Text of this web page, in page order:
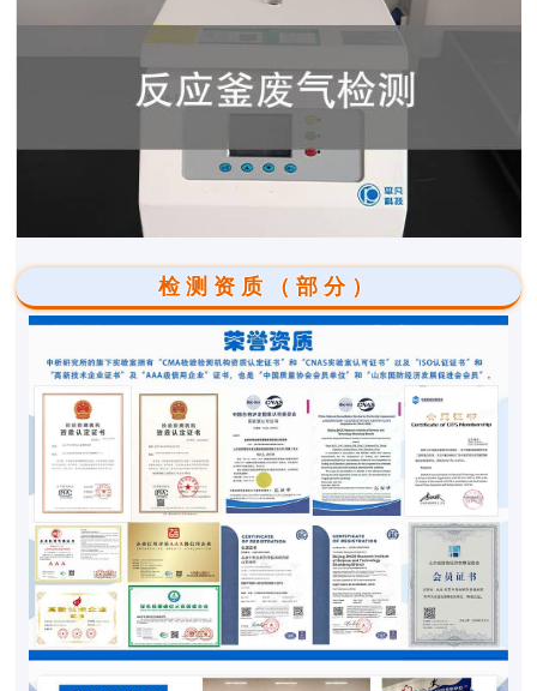
检测资质（部分）